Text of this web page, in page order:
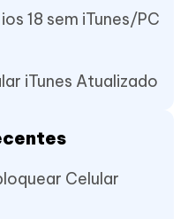
18 sem iTunes/PC
iTunes Atualizado
Celular